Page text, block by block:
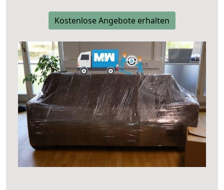
Kostenlose Angebote erhalten